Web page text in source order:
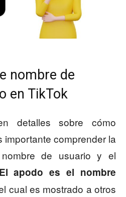
nombre de
en TikTok
detalles sobre cómo
importante comprender la
de usuario y el
El apodo es el nombre
cual es mostrado a otros